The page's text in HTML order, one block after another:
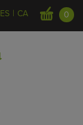
ES | CA 0